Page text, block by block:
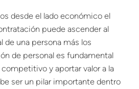
desde el lado económico el
puede ascender al
de una persona más los
de personal es fundamental
y aportar valor a la
ser un pilar importante dentro